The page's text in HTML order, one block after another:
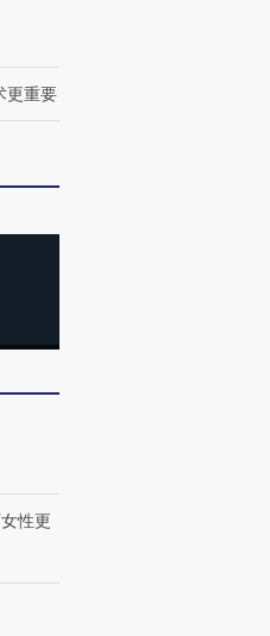
飞地休达
CFO：不靠规模取胜，华
更重要
性更